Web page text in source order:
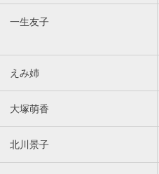
一生友子
えみ姉
大塚萌香
北川景子